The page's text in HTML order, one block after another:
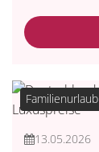
Familienurlaub
13.05.2026